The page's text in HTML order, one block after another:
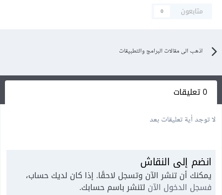
متابعون
0
اذهب الى مقالات البرامج والتطبيقات
0 تعليقات
لا توجد أية تعليقات بعد
انضم إلى النقاش
يمكنك أن تنشر الآن وتسجل لاحقًا. إذا كان لديك حساب،
فسجل الدخول الآن لتنشر باسم حسابك.